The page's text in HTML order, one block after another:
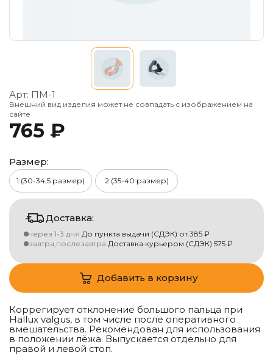
Арт: ПМ-1
Внешний вид изделия может не совпадать с изображением на
сайте
765 ₽
Размер:
1 (30-34,5 размер) 2 (35-40 размер)
Доставка:
через 1-3 дня До пункта выдачи (СДЭК) от385 ₽
завтра,послезавтра Доставка курьером (СДЭК) 575 ₽
Добавить в корзину
Коррегирует отклонение большого пальца при
Hallux valgus, в том числе после оперативного
вмешательства. Рекомендован для использования
в положении лёжа. Выпускается отдельно для
правой и левой стоп.